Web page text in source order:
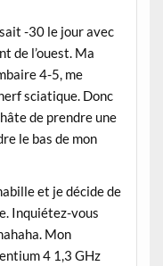
-30 le jour avec
de l’ouest. Ma
4-5, me
sciatique. Donc
de prendre une
le bas de mon
et je décide de
Inquiétez-vous
Mon
4 1,3 GHz